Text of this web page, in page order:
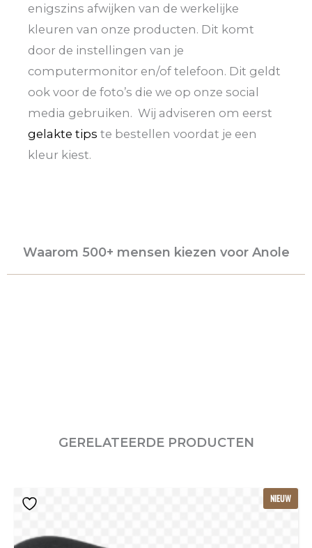
enigszins afwijken van de werkelijke
kleuren van onze producten. Dit komt
door de instellingen van je
computermonitor en/of telefoon. Dit geldt
ook voor de foto’s die we op onze social
media gebruiken. Wij adviseren om eerst
gelakte tips te bestellen voordat je een
kleur kiest.
Waarom 500+ mensen kiezen voor Anole
GERELATEERDE PRODUCTEN
NIEUW